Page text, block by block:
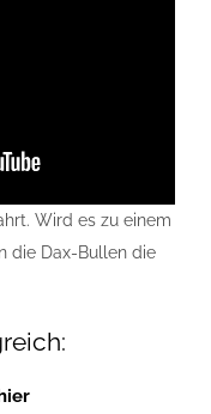
Wird es zu einem
die Dax-Bullen die
hier